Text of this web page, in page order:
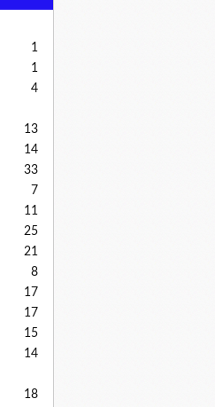
1
1
4
13
14
33
7
11
25
21
8
17
17
15
14
18